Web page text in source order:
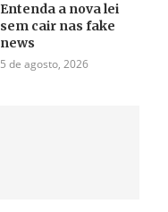
Entenda a nova lei
sem cair nas fake
news
5 de agosto, 2026